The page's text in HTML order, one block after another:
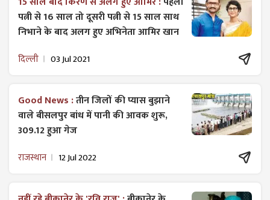
पत्नी से 16 साल तो दूसरी पत्नी से 15 साल साथ
निभाने के बाद अलग हुए अभिनेता आमिर खान
दिल्ली 03 Jul 2021
Good News :तीन जिलों की प्यास बुझाने
वाले बीसलपुर बांध में पानी की आवक शुरू,
309.12 हुआ गेज
राजस्थान 12 Jul 2022